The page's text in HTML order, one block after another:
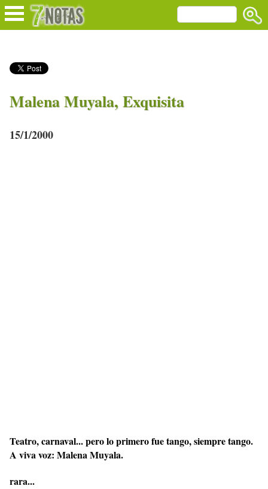
Malena Muyala, Exquisita
15/1/2000
Teatro, carnaval... pero lo primero fue tango, siempre tango.
A viva voz: Malena Muyala.
rara...